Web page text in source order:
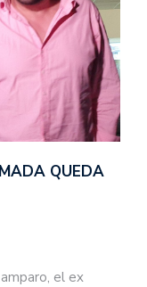
QUEDA
el ex